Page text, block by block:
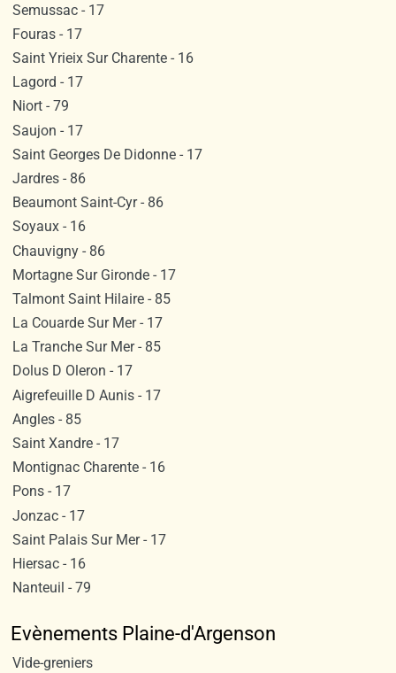
Semussac - 17
Fouras - 17
Saint Yrieix Sur Charente - 16
Lagord - 17
Niort - 79
Saujon - 17
Saint Georges De Didonne - 17
Jardres - 86
Beaumont Saint-Cyr - 86
Soyaux - 16
Chauvigny - 86
Mortagne Sur Gironde - 17
Talmont Saint Hilaire - 85
La Couarde Sur Mer - 17
La Tranche Sur Mer - 85
Dolus D Oleron - 17
Aigrefeuille D Aunis - 17
Angles - 85
Saint Xandre - 17
Montignac Charente - 16
Pons - 17
Jonzac - 17
Saint Palais Sur Mer - 17
Hiersac - 16
Nanteuil - 79
Evènements Plaine-d'Argenson
Vide-greniers